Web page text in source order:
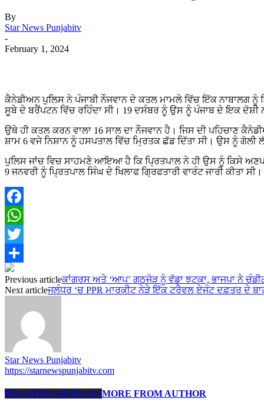
By
Star News Punjabitv
-
February 1, 2024
ਕੈਨੇਡੀਅਨ ਪੁਲਿਸ ਨੇ ਪੰਜਾਬੀ ਨੌਜਵਾਨ ਦੇ ਕਤਲ ਮਾਮਲੇ ਵਿੱਚ ਇੱਕ ਨਾਬਾਲਗ ਨੂੰ
ਸੂਬੇ ਦੇ ਬਰੈਂਪਟਨ ਵਿੱਚ ਰਹਿੰਦਾ ਸੀ। 19 ਦਸੰਬਰ ਨੂੰ ਉਸ ਨੂੰ ਪੰਜਾਬ ਦੇ ਇਕ ਦੋਸ਼ੀ
ਉਥੇ ਹੀ ਕਤਲ ਕਰਨ ਵਾਲਾ 16 ਸਾਲ ਦਾ ਨੌਜਵਾਨ ਹੈ। ਜਿਸ ਦੀ ਪਹਿਚਾਣ
ਸ਼ਾਮ 6 ਵਜੇ ਨਿਸ਼ਾਨ ਨੂੰ ਹਸਪਤਾਲ ਵਿੱਚ ਮ੍ਰਿਤਕ ਛੱਡ ਦਿੱਤਾ ਸੀ। ਉਸ ਨੂੰ
ਪੁਲਿਸ ਜਾਂਚ ਵਿਚ ਸਾਹਮਣੇ ਆਇਆ ਹੈ ਕਿ ਪ੍ਰਿਤਪਾਲ ਨੇ ਹੀ ਉਸ ਨੂੰ ਕਿਸੇ
9 ਜਨਵਰੀ ਨੂੰ ਪ੍ਰਿਤਪਾਲ ਸਿੰਘ ਦੇ ਖਿਲਾਫ ਗ੍ਰਿਫਤਾਰੀ ਵਾਰੰਟ ਜਾਰੀ
Facebook
WhatsApp
Twitter
Share
Previous articleਕਾਂਗਰਸ ਅਤੇ ‘ਆਪ’ ਗਠਜੋੜ ਨੂੰ ਵੱਡਾ ਝਟਕਾ, ਭਾਜਪਾ ਨੇ
Next articleਜਲੰਧਰ ‘ਚ PPR ਮਾਰਕੀਟ ਨੇੜੇ ਇੱਕ ਟਰੈਵਲ ਏਜੰਟ ਦਫ਼ਤਰ ਦੇ
Star News Punjabitv
https://starnewspunjabitv.com
RELATED ARTICLESMORE FROM AUTHOR